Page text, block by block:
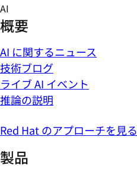
Skip
to
content
AI
概要
AI に関するニュース
技術ブログ
ライブ AI イベント
推論の説明
Red Hat のアプローチを見る
製品